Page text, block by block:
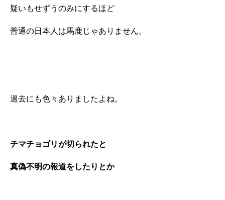
疑いもせずうのみにするほど
普通の日本人は馬鹿じゃありません。
過去にも色々ありましたよね。
チマチョゴリが切られたと
真偽不明の報道をしたりとか